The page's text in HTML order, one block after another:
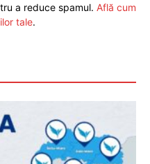
a reduce spamul. Află cum
tale.